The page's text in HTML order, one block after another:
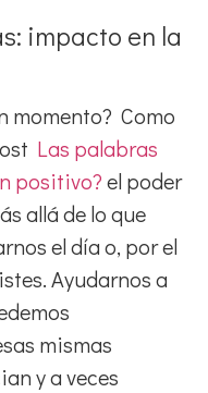
impacto en la
momento? Como
Las palabras
positivo?el poder
allá de lo que
el día o, por el
Ayudarnos a
mismas
y a veces